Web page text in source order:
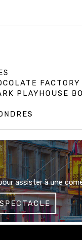
FACTORY
PLAYHOUSE
assister à une